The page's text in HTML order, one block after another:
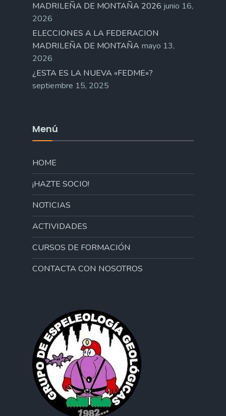
MADRILEÑA DE MONTAÑA 2026 junio 16,
2026
ELECCIONES A LA FEDERACION
MADRILEÑA DE MONTAÑA mayo 13,
2026
¿ESTA ES LA NUEVA «FEDME»?
septiembre 15, 2025
Menú
HOME
¡HAZTE SOCIO!
NOTICIAS
ACTIVIDADES
CURSOS DE FORMACIÓN
CONTACTA CON NOSOTROS